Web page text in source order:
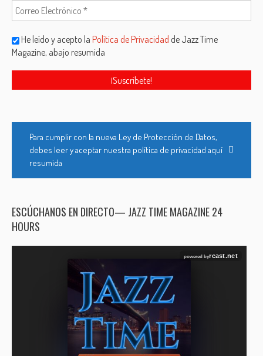
He leído y acepto laPolítica de Privacidad de Jazz Time
Magazine, abajo resumida
Para cumplir con la nueva Ley de Protección de Datos,
debes leer y aceptar nuestra política de privacidad aquí
resumida
ESCÚCHANOS EN DIRECTO— JAZZ TIME MAGAZINE 24
HOURS